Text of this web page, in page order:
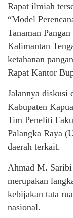
Rapat ilmiah
“Model
Tanaman
Kalimantan
ketahanan
Rapat Kantor
Jalannya diskusi
Kabupaten
Tim Peneliti
Palangka Raya
daerah terkait.
Ahmad M.
merupakan
kebijakan tata
nasional.